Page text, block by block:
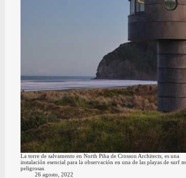
La torre de salvamento en North Piha de Crosson Architects, es una
instalación esencial para la observación en una de las playas de surf
peligrosas
26 agosto, 2022